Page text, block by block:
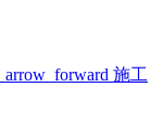
arrow_forward 施工